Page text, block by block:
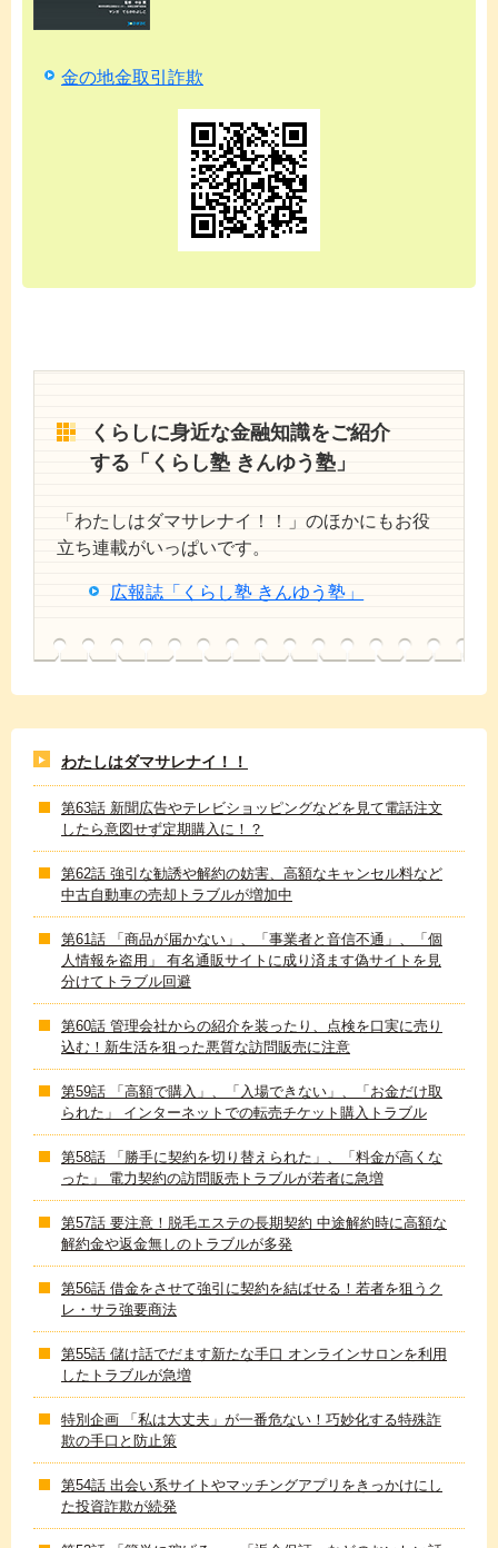
金の地金取引詐欺
くらしに身近な金融知識をご紹介
する「くらし塾 きんゆう塾」
「わたしはダマサレナイ！！」のほかにもお役
立ち連載がいっぱいです。
広報誌「くらし塾 きんゆう塾」
わたしはダマサレナイ！！
第63話 新聞広告やテレビショッピングなどを見て電話注文
したら意図せず定期購入に！？
第62話 強引な勧誘や解約の妨害、高額なキャンセル料など
中古自動車の売却トラブルが増加中
第61話 「商品が届かない」、「事業者と音信不通」、「個
人情報を盗用」 有名通販サイトに成り済ます偽サイトを見
分けてトラブル回避
第60話 管理会社からの紹介を装ったり、点検を口実に売り
込む！新生活を狙った悪質な訪問販売に注意
第59話 「高額で購入」、「入場できない」、「お金だけ取
られた」 インターネットでの転売チケット購入トラブル
第58話 「勝手に契約を切り替えられた」、「料金が高くな
った」 電力契約の訪問販売トラブルが若者に急増
第57話 要注意！脱毛エステの長期契約 中途解約時に高額な
解約金や返金無しのトラブルが多発
第56話 借金をさせて強引に契約を結ばせる！若者を狙うク
レ・サラ強要商法
第55話 儲け話でだます新たな手口 オンラインサロンを利用
したトラブルが急増
特別企画 「私は大丈夫」が一番危ない！巧妙化する特殊詐
欺の手口と防止策
第54話 出会い系サイトやマッチングアプリをきっかけにし
た投資詐欺が続発